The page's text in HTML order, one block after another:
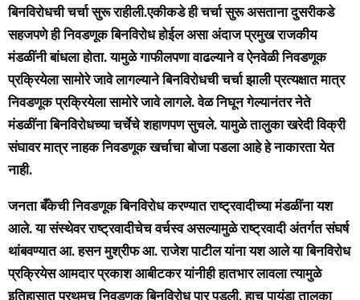
बिनविरोधची चर्चा सुरू राहीली.एकीकडे ही चर्चा सुरू असताना दुसरीकडे
सहजपणे ही निवडणूक बिनविरोध होईल असा अंदाज प्रमुख राजकीय
मंडळींनी बांधला होता. यामुळे गाफीलपणा वाढल्याने व ऐनवेळी निवडणूक
प्रक्रियेला सामोरे जावे लागल्याने बिनविरोधची चर्चा झाली प्रत्यक्षात मात्र
निवडणूक प्रक्रियेला सामोरे जावे लागले. वेळ निघून गेल्यानंतर नेते
मंडळींना बिनविरोधच्या चर्चेचे शहाणपण सुचले. यामुळे तालुका खरेदी विक्री
संघावर मात्र नाहक निवडणूक खर्चाचा बोजा पडला आहे हे नाकारता येत
नाही.
जनता बँकेची निवडणूक बिनविरोध करण्यात राष्ट्रवादीच्या मंडळींना यश
आले. या संस्थेवर राष्ट्रवादीचेच वर्चस्व असल्यामुळे राष्ट्रवादी अंतर्गत संघर्ष
थांबवण्यात आ. हसन मुश्रीफ आ. राजेश पाटील यांना यश आले या बिनविरोध
प्रक्रियेस आमदार प्रकाश आबीटकर यांनीही हातभार लावला त्यामुळे
इतिहासात प्रथमच निवडणूक बिनविरोध पार पडली. हाच पायंडा तालुका